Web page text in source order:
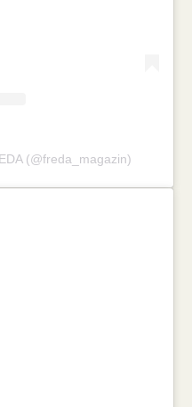
(@freda_magazin)